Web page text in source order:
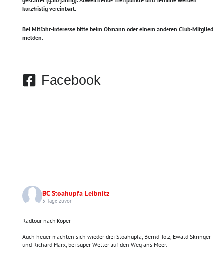
kurzfristig vereinbart.
Bei Mitfahr-Interesse bitte beim Obmann oder einem anderen Club-Mitglied
melden.
Facebook
BC Stoahupfa Leibnitz
5 Tage zuvor
Radtour nach Koper
Auch heuer machten sich wieder drei Stoahupfa, Bernd Totz, Ewald Skringer
und Richard Marx, bei super Wetter auf den Weg ans Meer.